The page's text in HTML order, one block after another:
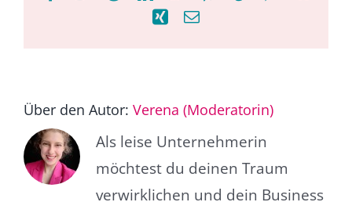
XingE-
Über den Autor: Verena (Moderatorin)
Als leise Unternehmerin
möchtest du deinen Traum
verwirklichen und dein Business